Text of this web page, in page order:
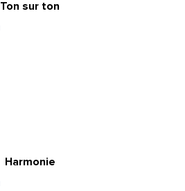
Ton sur ton
Harmonie